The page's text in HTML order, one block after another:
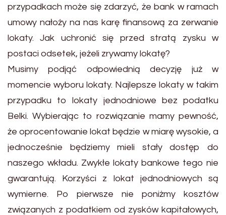
przypadkach może się zdarzyć, że bank w ramach
umowy nałoży na nas karę finansową za zerwanie
lokaty. Jak uchronić się przed stratą zysku w
postaci odsetek, jeżeli zrywamy lokatę?
Musimy podjąć odpowiednią decyzję już w
momencie wyboru lokaty. Najlepsze lokaty w takim
przypadku to lokaty jednodniowe bez podatku
Belki. Wybierając to rozwiązanie mamy pewność,
że oprocentowanie lokat będzie w miarę wysokie, a
jednocześnie będziemy mieli stały dostęp do
naszego wkładu. Zwykłe lokaty bankowe tego nie
gwarantują. Korzyści z lokat jednodniowych są
wymierne. Po pierwsze nie poniżmy kosztów
związanych z podatkiem od zysków kapitałowych,